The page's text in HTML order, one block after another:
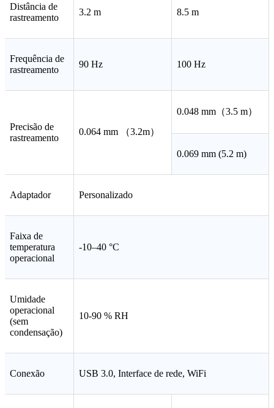
Distância de
rastreamento
3.2 m 8.5 m
Frequência de
rastreamento
90 Hz 100 Hz
Precisão de
rastreamento
0.064 mm （3.2m）
0.048 mm（3.5 m）
0.069 mm (5.2 m)
Adaptador Personalizado
Faixa de
temperatura
operacional
-10‒40 °C
Umidade
operacional
(sem
condensação)
10-90 % RH
Conexão USB 3.0, Interface de rede, WiFi